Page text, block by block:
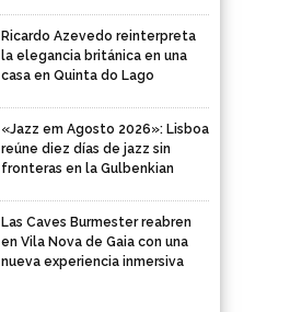
Ricardo Azevedo reinterpreta
la elegancia británica en una
casa en Quinta do Lago
«Jazz em Agosto 2026»: Lisboa
reúne diez días de jazz sin
fronteras en la Gulbenkian
Las Caves Burmester reabren
en Vila Nova de Gaia con una
nueva experiencia inmersiva